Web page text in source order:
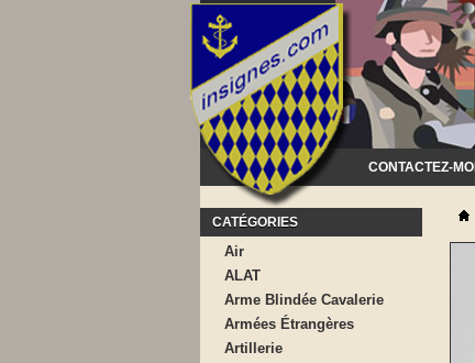
CONTACTEZ-MOI
CATÉGORIES
Air
ALAT
Arme Blindée Cavalerie
Armées Étrangères
Artillerie